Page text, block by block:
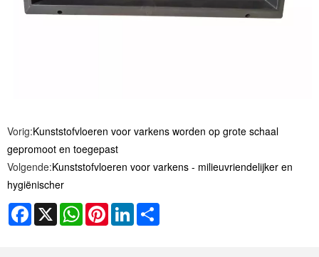
Vorig:Kunststofvloeren voor varkens worden op grote schaal
gepromoot en toegepast
Volgende:Kunststofvloeren voor varkens - milieuvriendelijker en
hygiënischer
Facebook
X WhatsAppPinterestLinkedIn